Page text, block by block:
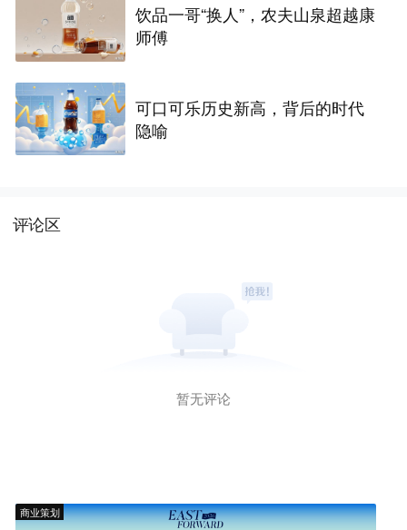
饮品一哥“换人”，农夫山泉超越康
师傅
可口可乐历史新高，背后的时代
隐喻
评论区
暂无评论
商业策划